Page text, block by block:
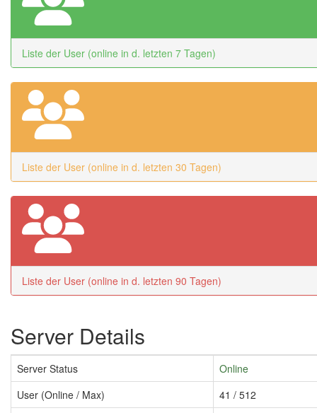
Liste der User (online in d. letzten 7 Tagen)
Liste der User (online in d. letzten 30 Tagen)
Liste der User (online in d. letzten 90 Tagen)
Server Details
Server Status
Online
User (Online / Max)
41 / 512